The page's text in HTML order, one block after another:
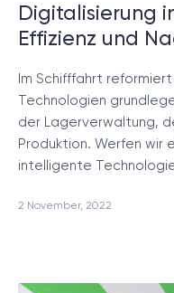
Digitalisierung
Effizienz und
Im Schifffahrt
Technologien
der Lagerverwaltung,
Produktion. Werfen wir
intelligente
2 November, 2022